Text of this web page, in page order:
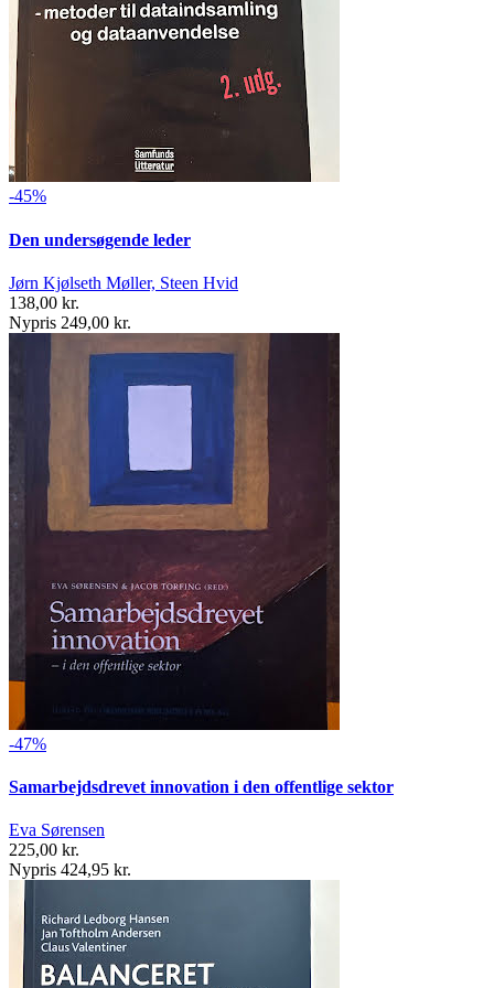
-45%
Den undersøgende leder
Jørn Kjølseth Møller, Steen Hvid
138,00 kr.
Nypris 249,00 kr.
-47%
Samarbejdsdrevet innovation i den offentlige sektor
Eva Sørensen
225,00 kr.
Nypris 424,95 kr.